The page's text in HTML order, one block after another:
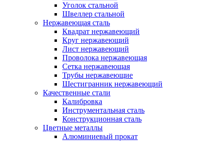
Уголок стальной
Швеллер стальной
Нержавеющая сталь
Квадрат нержавеющий
Круг нержавеющий
Лист нержавеющий
Проволока нержавеющая
Сетка нержавеющая
Трубы нержавеющие
Шестигранник нержавеющий
Качественные стали
Калибровка
Инструментальная сталь
Конструкционная сталь
Цветные металлы
Алюминиевый прокат